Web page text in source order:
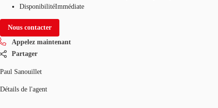
DisponibilitéImmédiate
Nous contacter
Appelez maintenant
Partager
Paul Sanouillet
Détails de l'agent